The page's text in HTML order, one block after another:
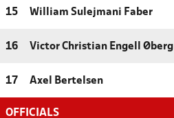
15 William Sulejmani Faber
16 Victor Christian Engell Øberg
17 Axel Bertelsen
OFFICIALS